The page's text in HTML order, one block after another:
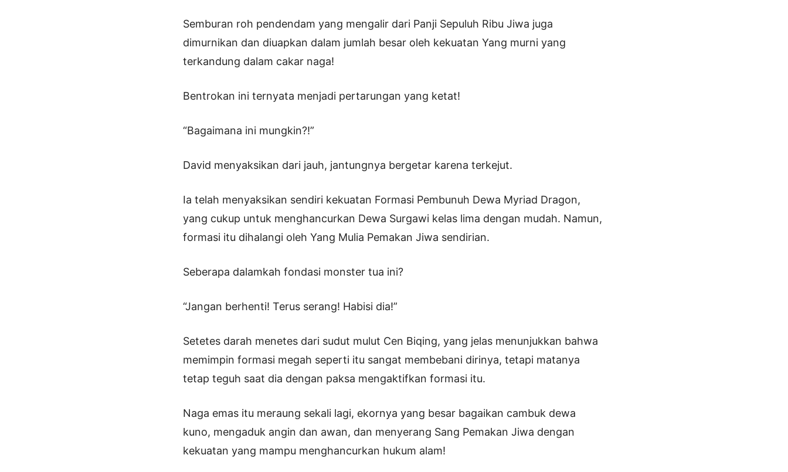
Semburan roh pendendam yang mengalir dari Panji Sepuluh Ribu Jiwa juga
dimurnikan dan diuapkan dalam jumlah besar oleh kekuatan Yang murni yang
terkandung dalam cakar naga!
Bentrokan ini ternyata menjadi pertarungan yang ketat!
“Bagaimana ini mungkin?!”
David menyaksikan dari jauh, jantungnya bergetar karena terkejut.
Ia telah menyaksikan sendiri kekuatan Formasi Pembunuh Dewa Myriad Dragon,
yang cukup untuk menghancurkan Dewa Surgawi kelas lima dengan mudah. ​​Namun,
formasi itu dihalangi oleh Yang Mulia Pemakan Jiwa sendirian.
Seberapa dalamkah fondasi monster tua ini?
“Jangan berhenti! Terus serang! Habisi dia!”
Setetes darah menetes dari sudut mulut Cen Biqing, yang jelas menunjukkan bahwa
memimpin formasi megah seperti itu sangat membebani dirinya, tetapi matanya
tetap teguh saat dia dengan paksa mengaktifkan formasi itu.
Naga emas itu meraung sekali lagi, ekornya yang besar bagaikan cambuk dewa
kuno, mengaduk angin dan awan, dan menyerang Sang Pemakan Jiwa dengan
kekuatan yang mampu menghancurkan hukum alam!